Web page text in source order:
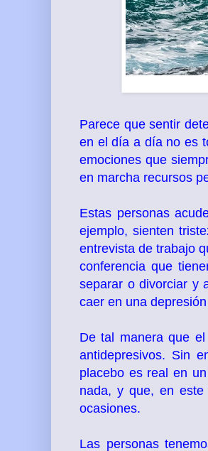
Parece que sentir
en el día a día no es
emociones que
en marcha recursos
Estas personas
ejemplo, sienten
entrevista de trabajo
conferencia que
separar o divorciar y
caer en una
De tal manera que
antidepresivos. Sin
placebo es real en
nada, y que, en
ocasiones.
Las personas